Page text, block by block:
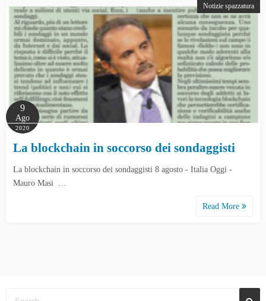
Notizie spazzatura
9
Ago
2020
La blockchain in soccorso dei sondaggisti
La blockchain in soccorso dei sondaggisti 8 agosto - Italia Oggi -
Mauro Masi …
Read More